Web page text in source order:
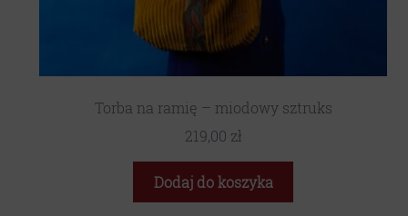
Torba na ramię – miodowy sztruks
219,00 zł
Dodaj do koszyka